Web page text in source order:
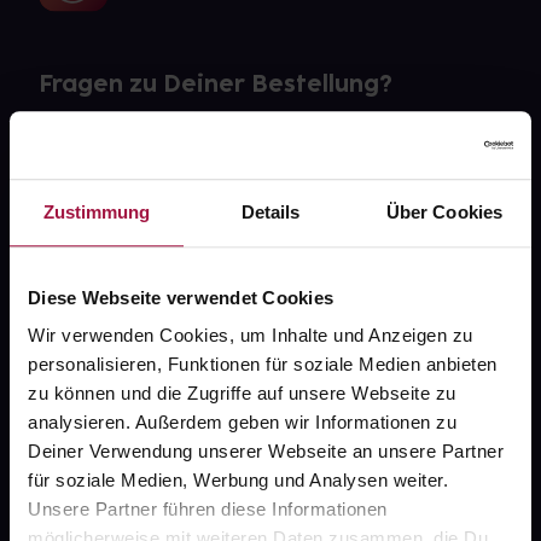
Zustimmung Details Über Cookies
Diese Webseite verwendet Cookies
Wir verwenden Cookies, um Inhalte und Anzeigen zu
personalisieren, Funktionen für soziale Medien anbieten
zu können und die Zugriffe auf unsere Webseite zu
analysieren. Außerdem geben wir Informationen zu
Deiner Verwendung unserer Webseite an unsere Partner
für soziale Medien, Werbung und Analysen weiter.
Unsere Partner führen diese Informationen
Fragen zu Deiner Bestellung?
FAQ
gesund.de
Über uns
Karriere